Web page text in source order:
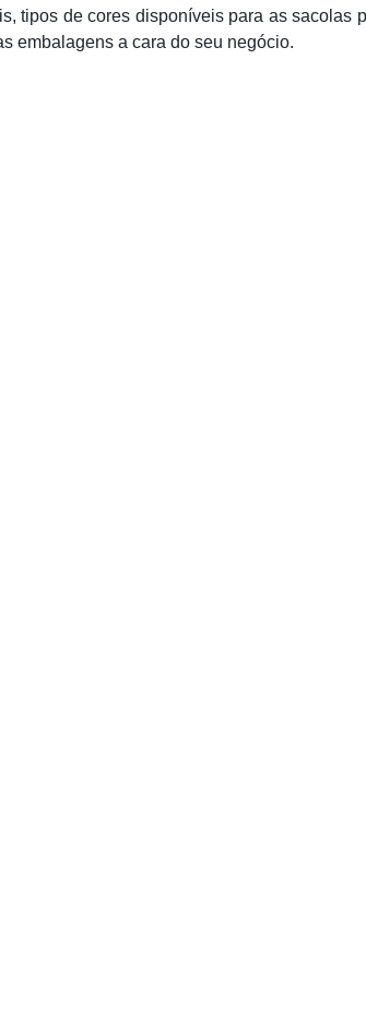
tipos de cores disponíveis para as sacolas
embalagens a cara do seu negócio.